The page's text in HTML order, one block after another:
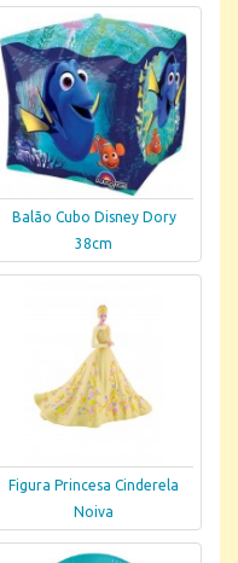
Balão Cubo Disney Dory
38cm
Figura Princesa Cinderela
Noiva